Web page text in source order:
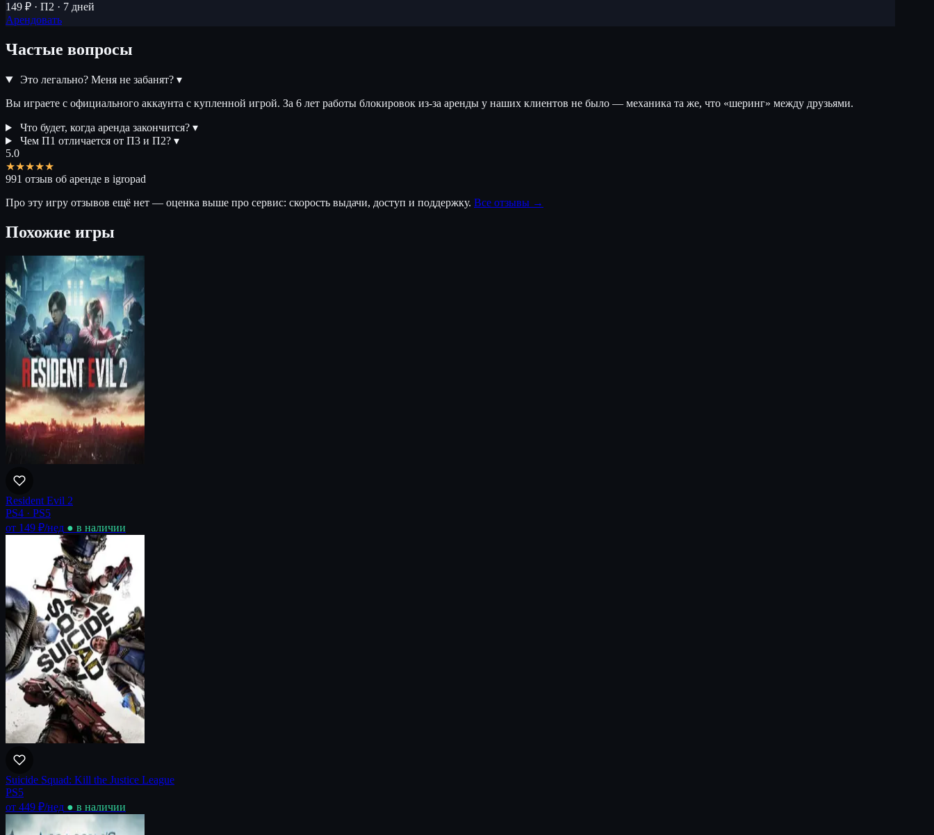
149 ₽ · П2 · 7 дней
Арендовать
Частые вопросы
Это легально? Меня не забанят? ▾
Вы играете с официального аккаунта с купленной игрой. За 6 лет работы блокировок из-за аренды у наших клиентов не было — механика та же, что «шеринг» между друзьями.
Что будет, когда аренда закончится? ▾
Чем П1 отличается от П3 и П2? ▾
5.0
★★★★★
991 отзыв об аренде в igropad
Про эту игру отзывов ещё нет — оценка выше про сервис: скорость выдачи, доступ и поддержку. Все отзывы →
Похожие игры
Resident Evil 2
PS4 · PS5
от 149 ₽/нед ● в наличии
Suicide Squad: Kill the Justice League
PS5
от 449 ₽/нед ● в наличии